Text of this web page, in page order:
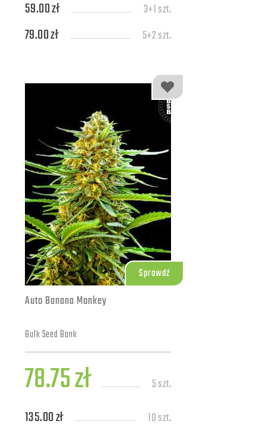
59.00 zł 3+1 szt.
79.00 zł 5+2 szt.
309.00 zł 25+7 szt.
50+10 szt.
1109.00 zł
Sprawdź
Auto Banana Monkey
Bulk Seed Bank
78.75 zł 5 szt.
135.00 zł 10 szt.